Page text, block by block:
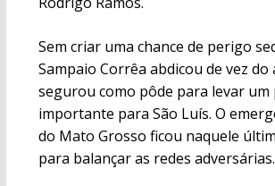
Sem criar uma chance de perigo
Sampaio Corrêa abdicou de vez do
segurou como pôde para levar
importante para São Luís. O
do Mato Grosso ficou naquele
para balançar as redes adversárias.